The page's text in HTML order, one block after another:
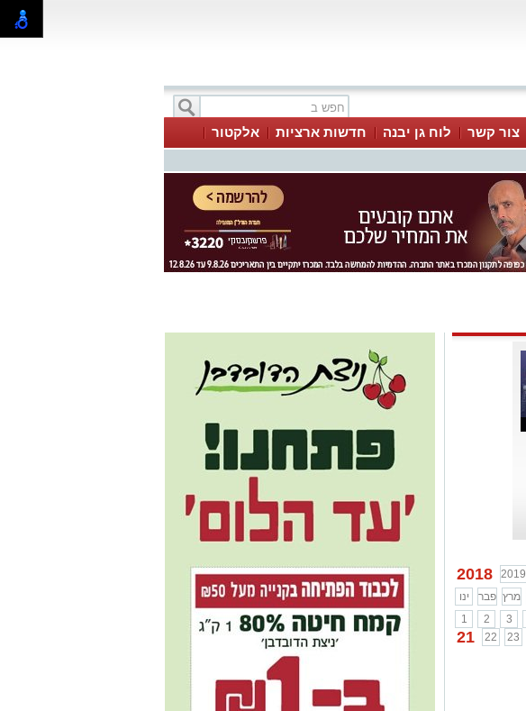
צור קשר לוח גן יבנה חדשות ארציות
אלקטור
2018 2019
ינו
פבר מרץ
1
2 3
21 22 23